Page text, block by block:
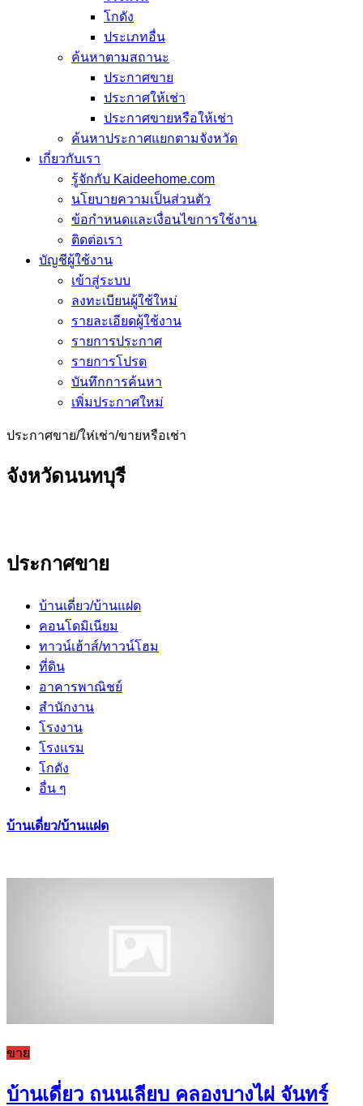
โกดัง
ประเภทอื่น
ค้นหาตามสถานะ
ประกาศขาย
ประกาศให้เช่า
ประกาศขายหรือให้เช่า
ค้นหาประกาศแยกตามจังหวัด
เกี่ยวกับเรา
รู้จักกับ Kaideehome.com
นโยบายความเป็นส่วนตัว
ข้อกำหนดและเงื่อนไขการใช้งาน
ติดต่อเรา
บัญชีผู้ใช้งาน
เข้าสู่ระบบ
ลงทะเบียนผู้ใช้ใหม่
รายละเอียดผู้ใช้งาน
รายการประกาศ
รายการโปรด
บันทึกการค้นหา
เพิ่มประกาศใหม่
ประกาศขาย/ให่เช่า/ขายหรือเช่า
จังหวัดนนทบุรี
ประกาศขาย
บ้านเดี่ยว/บ้านแฝด
คอนโดมิเนียม
ทาวน์เฮ้าส์/ทาวน์โฮม
ที่ดิน
อาคารพาณิชย์
สำนักงาน
โรงงาน
โรงแรม
โกดัง
อื่น ๆ
บ้านเดี่ยว/บ้านแฝด
ขาย
บ้านเดี่ยว ถนนเลียบ คลองบางไผ่ จันทร์